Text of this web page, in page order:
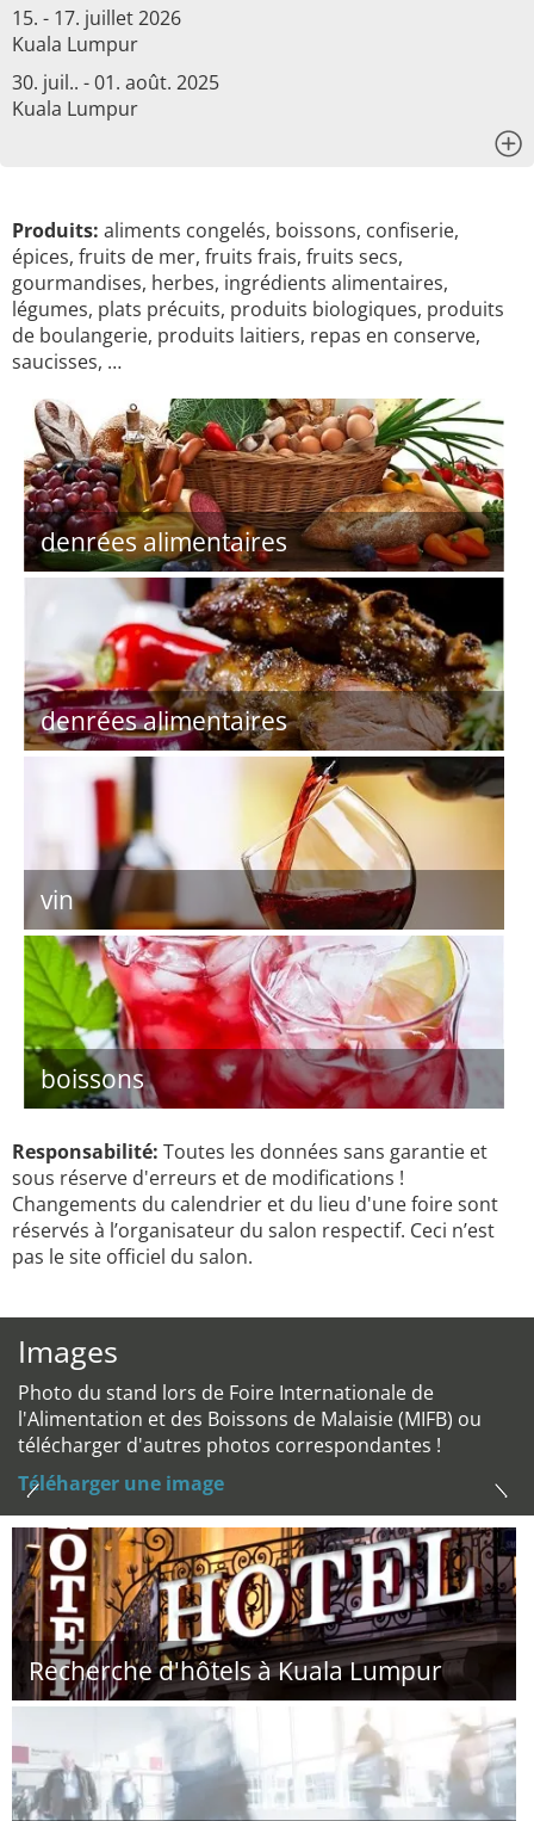
15. - 17. juillet 2026
Kuala Lumpur
30. juil.. - 01. août. 2025
Kuala Lumpur
Produits: aliments congelés, boissons, confiserie,
épices, fruits de mer, fruits frais, fruits secs,
gourmandises, herbes, ingrédients alimentaires,
légumes, plats précuits, produits biologiques, produits
de boulangerie, produits laitiers, repas en conserve,
saucisses, …
denrées alimentaires
denrées alimentaires
vin
boissons
Responsabilité: Toutes les données sans garantie et
sous réserve d'erreurs et de modifications !
Changements du calendrier et du lieu d'une foire sont
réservés à l’organisateur du salon respectif. Ceci n’est
pas le site officiel du salon.
Images
Photo du stand lors de Foire Internationale de
l'Alimentation et des Boissons de Malaisie (MIFB) ou
télécharger d'autres photos correspondantes !
Téléharger une image
Recherche d'hôtels à Kuala Lumpur